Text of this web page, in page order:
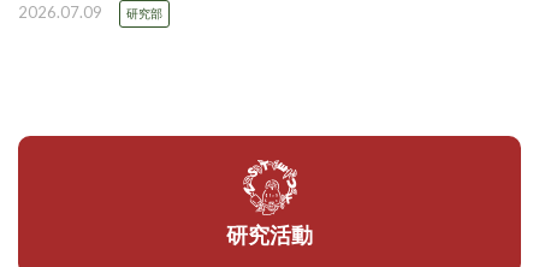
2026.07.09 研究部
研究活動